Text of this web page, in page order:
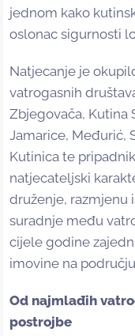
jednom kako
oslonac sigurnosti
Natjecanje je
vatrogasnih
Zbjegovača, Kutina
Jamarice, Međurić,
Kutinica te
natjecateljski
druženje, razmjenu
suradnje među
cijele godine
imovine na
Od najmlađih
postrojbe